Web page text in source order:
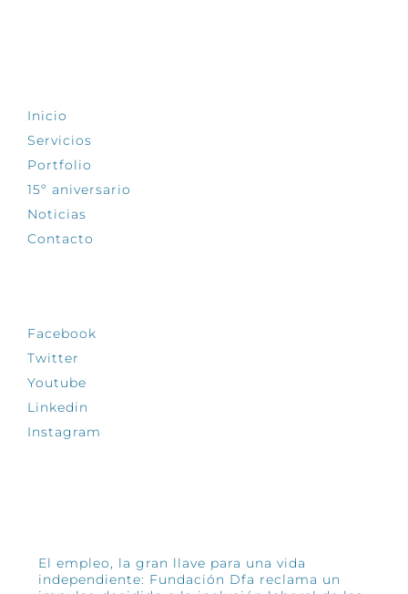
Inicio
Servicios
Portfolio
15º aniversario
Noticias
Contacto
Facebook
Twitter
Youtube
Linkedin
Instagram
El empleo, la gran llave para una vida
independiente: Fundación Dfa reclama un